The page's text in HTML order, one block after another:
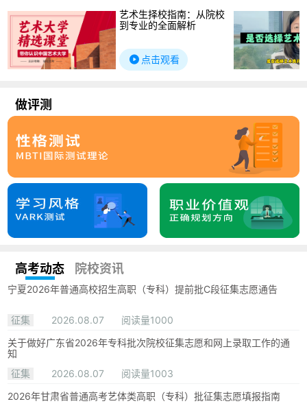
艺术生择校指南：从院校
到专业的全面解析
点击观看
做评测
高考动态 院校资讯
宁夏2026年普通高校招生高职（专科）提前批C段征集志愿通告
征集 2026.08.07
阅读量1000
关于做好广东省2026年专科批次院校征集志愿和网上录取工作的通
知
征集
2026.08.07
阅读量1003
2026年甘肃省普通高考艺体类高职（专科）批征集志愿填报指南